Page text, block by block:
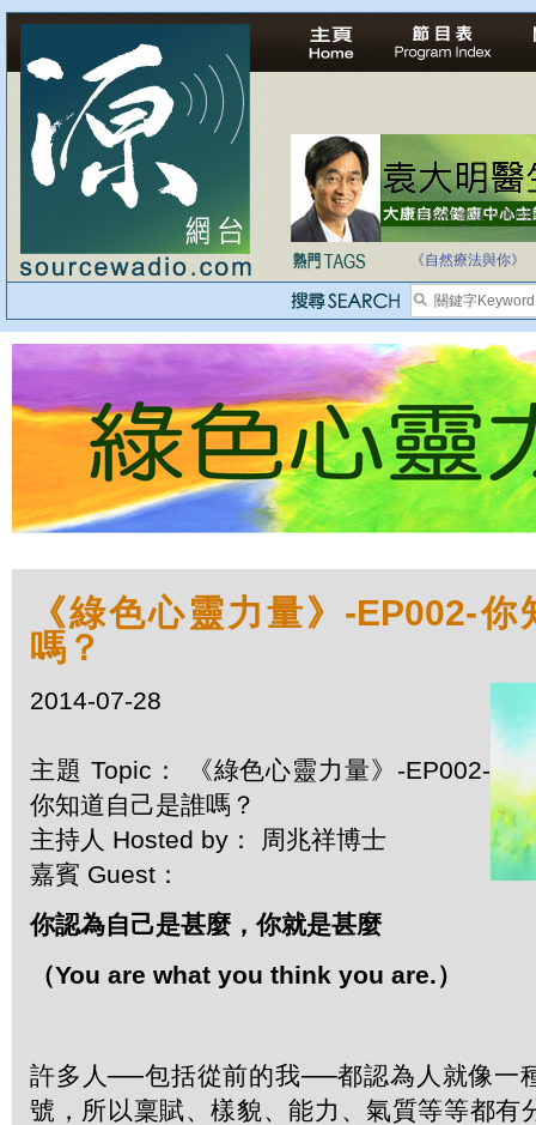
自家教育合法化-
《自然療法與你》
《綠色心靈力量》-EP002-
嗎？
2014-07-28
主題 Topic： 《綠色心靈力量》-EP002-
你知道自己是誰嗎？
主持人 Hosted by： 周兆祥博士
嘉賓 Guest：
你認為自己是甚麼，你就是甚麼
（You are what you think you are.）
許多人──包括從前的我──都認為人就像一
號，所以稟賦、樣貌、能力、氣質等等都有